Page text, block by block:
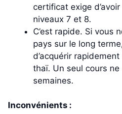
certificat exige
niveaux 7 et 8.
C’est rapide. Si vous
pays sur le long
d’acquérir
thaï. Un seul cours
semaines.
Inconvénients :